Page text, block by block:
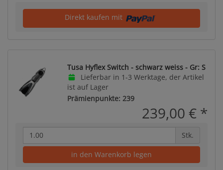
Direkt kaufen mit
Tusa Hyflex Switch - schwarz weiss - Gr: S
Lieferbar in 1-3 Werktage, der Artikel
ist auf Lager
Prämienpunkte: 239
239,00 € *
Stk.
in den Warenkorb legen